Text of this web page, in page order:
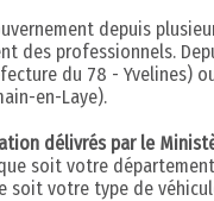
depuis
des professionnels.
du 78 - Yvelines)
en-Laye).
délivrés par le
soit votre
soit votre type de